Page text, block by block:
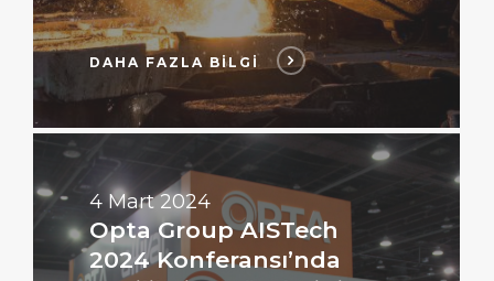
DAHA FAZLA BİLGİ
4 Mart 2024
Opta Group AISTech
2024 Konferansı’nda
DAHA
BİLGİ